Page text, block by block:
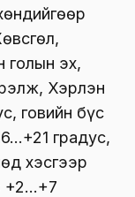
голын эх,
Хэрлэн
говийн бүс
градус,
хэсгээр
+2…+7